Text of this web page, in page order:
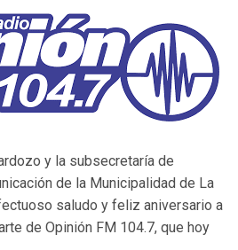
y la subsecretaría de
de la Municipalidad de La
saludo y feliz aniversario a
de Opinión FM 104.7, que hoy